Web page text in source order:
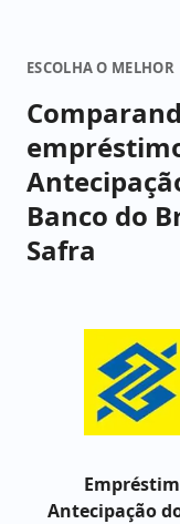
ESCOLHA O MELHOR
Banco do
Safra
Antecipação do